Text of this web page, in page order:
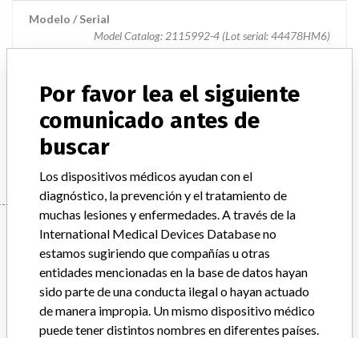
Modelo / Serial
Model Catalog: 2115992-4 (Lot serial: 44478HM6)
Manufacturer
GENERAL ELECTRIC CANADA (OPERATING AS GE
HEALTHCARE)
Manufacturer
GENERAL ELECTRIC CANADA (OPERATING
AS GE HEALTHCARE)
Por favor lea el siguiente
comunicado antes de
buscar
Los dispositivos médicos ayudan con el
diagnóstico, la prevención y el tratamiento de
muchas lesiones y enfermedades. A través de la
International Medical Devices Database no
estamos sugiriendo que compañías u otras
entidades mencionadas en la base de datos hayan
sido parte de una conducta ilegal o hayan actuado
de manera impropia. Un mismo dispositivo médico
puede tener distintos nombres en diferentes países.